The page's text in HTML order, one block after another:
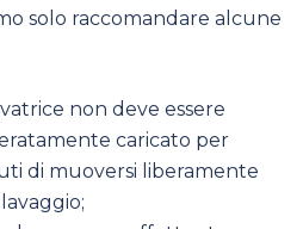
solo raccomandare alcune
non deve essere
caricato per
di muoversi liberamente